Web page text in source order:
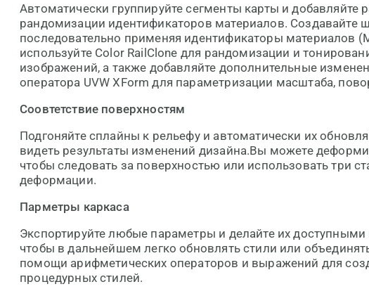
Автоматически группируйте сегменты карты и добавляйте
рандомизации идентификаторов материалов. Создавайте
последовательно применяя идентификаторы материалов
используйте Color RailClone для рандомизации и
изображений, а также добавляйте дополнительные
оператора UVW XForm для параметризации масштаба,
Соовтетствие поверхностям
Подгоняйте сплайны к рельефу и автоматически их
видеть результаты изменений дизайна.Вы можете
чтобы следовать за поверхностью или использовать три
деформации.
Парметры каркаса
Экспортируйте любые параметры и делайте их доступными
чтобы в дальнейшем легко обновлять стили или
помощи арифметических операторов и выражений для
процедурных стилей.